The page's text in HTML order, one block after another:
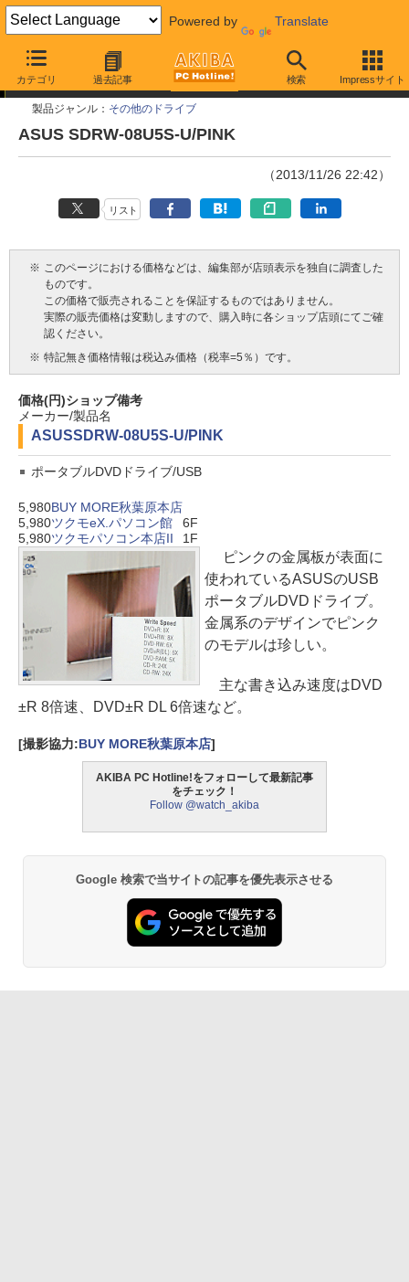
Powered by Translate
カテゴリ 過去記事 検索 Impressサイト
今週見つけた新製品
製品ジャンル： その他のドライブ
ASUS SDRW-08U5S-U/PINK
（2013/11/26 22:42）
リスト
※ このページにおける価格などは、編集部が店頭表示を独自に調査した
ものです。
この価格で販売されることを保証するものではありません。
実際の販売価格は変動しますので、購入時に各ショップ店頭にてご確
認ください。
※ 特記無き価格情報は税込み価格（税率=5％）です。
価格(円)ショップ備考
メーカー/製品名
ASUSSDRW-08U5S-U/PINK
ポータブルDVDドライブ/USB
5,980BUY MORE秋葉原本店
5,980ツクモeX.パソコン館
6F
5,980ツクモパソコン本店II 1F
ピンクの金属板が表面に
使われているASUSのUSB
ポータブルDVDドライブ。
金属系のデザインでピンク
のモデルは珍しい。
主な書き込み速度はDVD
±R 8倍速、DVD±R DL 6倍速など。
[撮影協力:BUY MORE秋葉原本店]
AKIBA PC Hotline!をフォローして最新記事
をチェック！
Follow @watch_akiba
Google 検索で当サイトの記事を優先表示させる